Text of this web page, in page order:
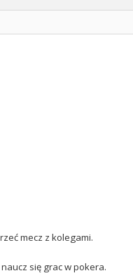
mecz z kolegami.
się grac w pokera.